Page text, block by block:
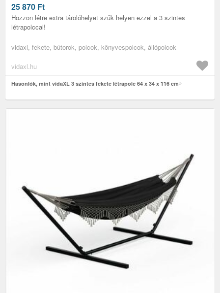
25 870 Ft
Hozzon létre extra tárolóhelyet szűk helyen ezzel a 3 szintes
létrapolccal!
vidaxl, fekete, bútorok, polcok, könyvespolcok, állópolcok
vidaxl.hu
Hasonlók, mint vidaXL 3 szintes fekete létrapolc 64 x 34 x 116 cm